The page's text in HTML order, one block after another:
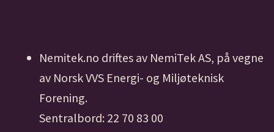
Nemitek.no driftes av NemiTek AS, på vegne
av Norsk VVS Energi- og Miljøteknisk
Forening.
Sentralbord: 22 70 83 00